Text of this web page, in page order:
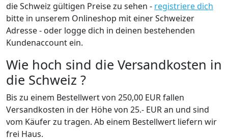
die Schweiz gültigen Preise zu sehen - registriere dich
bitte in unserem Onlineshop mit einer Schweizer
Adresse - oder logge dich in deinen bestehenden
Kundenaccount ein.
Wie hoch sind die Versandkosten in
die Schweiz ?
Bis zu einem Bestellwert von 250,00 EUR fallen
Versandkosten in der Höhe von 25.- EUR an und sind
vom Käufer zu tragen. Ab einem Bestellwert liefern wir
frei Haus.